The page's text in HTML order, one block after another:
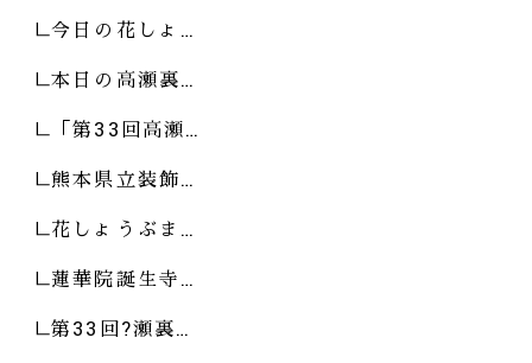
今日の花しょ…
本日の高瀬裏…
「第33回高瀬…
熊本県立装飾…
花しょうぶま…
蓮華院誕生寺…
第33回?瀬裏…